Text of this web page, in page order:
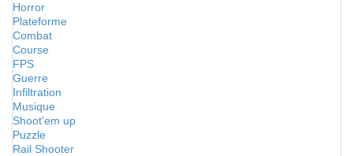
Horror
Plateforme
Combat
Course
FPS
Guerre
Infiltration
Musique
Shoot'em up
Puzzle
Rail Shooter